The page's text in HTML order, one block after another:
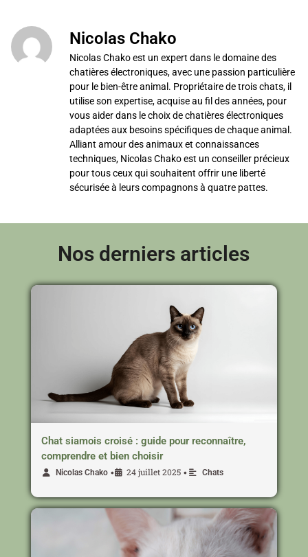
Nicolas Chako
Nicolas Chako est un expert dans le domaine des
chatières électroniques, avec une passion particulière
pour le bien-être animal. Propriétaire de trois chats, il
utilise son expertise, acquise au fil des années, pour
vous aider dans le choix de chatières électroniques
adaptées aux besoins spécifiques de chaque animal.
Alliant amour des animaux et connaissances
techniques, Nicolas Chako est un conseiller précieux
pour tous ceux qui souhaitent offrir une liberté
sécurisée à leurs compagnons à quatre pattes.
Nos derniers articles
Chat siamois croisé : guide pour reconnaître,
comprendre et bien choisir
Nicolas Chako • 24 juillet 2025 • Chats